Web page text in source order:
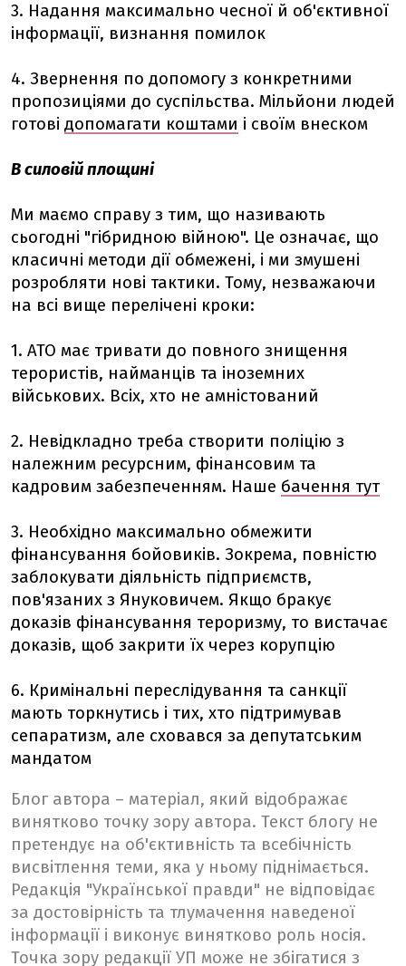
3. Надання максимально чесної й об'єктивної
інформації, визнання помилок
4. Звернення по допомогу з конкретними
пропозиціями до суспільства. Мільйони людей
готові допомагати коштами і своїм внеском
В силовій площині
Ми маємо справу з тим, що називають
сьогодні "гібридною війною". Це означає, що
класичні методи дії обмежені, і ми змушені
розробляти нові тактики. Тому, незважаючи
на всі вище перелічені кроки:
1. АТО має тривати до повного знищення
терористів, найманців та іноземних
військових. Всіх, хто не амністований
2. Невідкладно треба створити поліцію з
належним ресурсним, фінансовим та
кадровим забезпеченням. Наше бачення тут
3. Необхідно максимально обмежити
фінансування бойовиків. Зокрема, повністю
заблокувати діяльність підприємств,
пов'язаних з Януковичем. Якщо бракує
доказів фінансування тероризму, то вистачає
доказів, щоб закрити їх через корупцію
6. Кримінальні переслідування та санкції
мають торкнутись і тих, хто підтримував
сепаратизм, але сховався за депутатським
мандатом
Блог автора – матеріал, який відображає
винятково точку зору автора. Текст блогу не
претендує на об'єктивність та всебічність
висвітлення теми, яка у ньому піднімається.
Редакція "Української правди" не відповідає
за достовірність та тлумачення наведеної
інформації і виконує винятково роль носія.
Точка зору редакції УП може не збігатися з